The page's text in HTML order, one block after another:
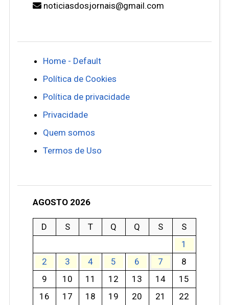
noticiasdosjornais@gmail.com
Home - Default
Política de Cookies
Política de privacidade
Privacidade
Quem somos
Termos de Uso
AGOSTO 2026
D S T Q Q S
S
1
2
3 4 5 6 7
8
9
10 11 12 13 14
15
16
17 18 19 20 21 22